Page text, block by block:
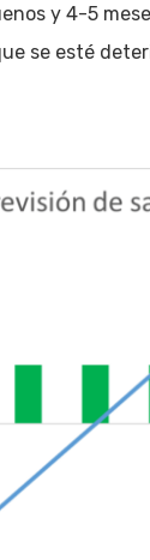
y 4-5
se esté